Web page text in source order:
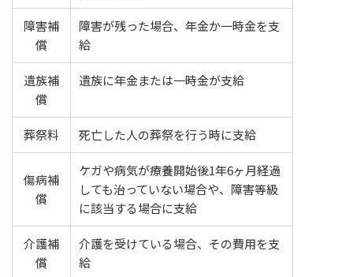
障害補
償
障害が残った場合、年金か一時金を支
給
遺族補
償
遺族に年金または一時金が支給
葬祭料 死亡した人の葬祭を行う時に支給
傷病補
償
ケガや病気が療養開始後1年6ヶ月経過
しても治っていない場合や、障害等級
に該当する場合に支給
介護補
償
介護を受けている場合、その費用を支
給